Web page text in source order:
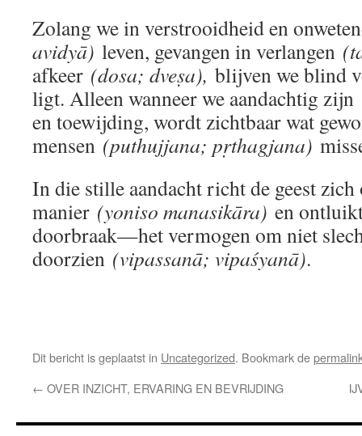
Zolang we in verstrooidheid en
avidyā) leven, gevangen in verlangen
afkeer (dosa; dveṣa), blijven we blind
ligt. Alleen wanneer we aandachtig zijn
en toewijding, wordt zichtbaar wat
mensen (puthujjana; pṛthagjana)
In die stille aandacht richt de geest zich
manier (yoniso manasikāra) en
doorbraak—het vermogen om niet
doorzien (vipassanā; vipaśyanā).
Dit bericht is geplaatst in Uncategorized. Bookmark de
← OVER INZICHT, ERVARING EN BEVRIJDING